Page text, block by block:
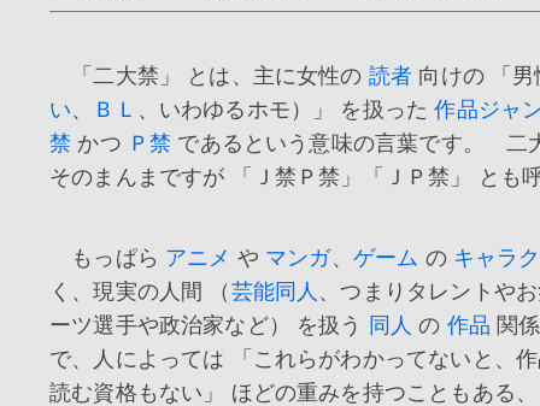
「二大禁」 とは、主に女性の 読者 向けの 「
い、 ＢＬ 、いわゆるホモ）」 を扱った作品ジャ
禁 かつ Ｐ禁 であるという意味の言葉です。 二
そのまんまですが 「Ｊ禁Ｐ禁」「ＪＰ禁」 とも
もっぱら アニメ や マンガ、 ゲーム の キャラ
く、現実の人間 （ 芸能同人 、つまりタレントや
ーツ選手や政治家など） を扱う
同人 の 作品 関
で、人によっては 「これらがわかってないと、
読む資格もない」 ほどの重みを持つこともある